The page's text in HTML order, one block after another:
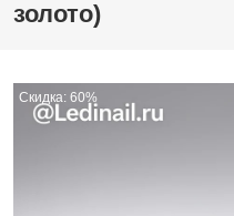
золото)
Скидка: 60%